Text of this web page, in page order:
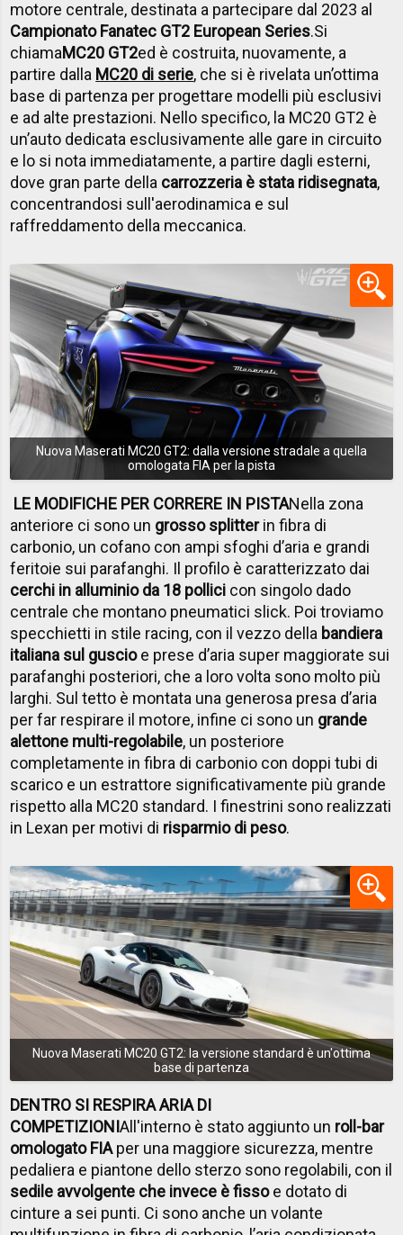
motore centrale, destinata a partecipare dal 2023 al
Campionato Fanatec GT2 European Series.Si
chiamaMC20 GT2ed è costruita, nuovamente, a
partire dalla MC20 di serie, che si è rivelata un’ottima
base di partenza per progettare modelli più esclusivi
e ad alte prestazioni. Nello specifico, la MC20 GT2 è
un’auto dedicata esclusivamente alle gare in circuito
e lo si nota immediatamente, a partire dagli esterni,
dove gran parte della carrozzeria è stata ridisegnata,
concentrandosi sull'aerodinamica e sul
raffreddamento della meccanica.
Nuova Maserati MC20 GT2: dalla versione stradale a quella
omologata FIA per la pista
LE MODIFICHE PER CORRERE IN PISTANella zona
anteriore ci sono un grosso splitterin fibra di
carbonio, un cofano con ampi sfoghi d’aria e grandi
feritoie sui parafanghi. Il profilo è caratterizzato dai
cerchi in alluminio da 18 pollici con singolo dado
centrale che montano pneumatici slick. Poi troviamo
specchietti in stile racing, con il vezzo della bandiera
italiana sul guscioe prese d’aria super maggiorate sui
parafanghi posteriori, che a loro volta sono molto più
larghi. Sul tetto è montata una generosa presa d’aria
per far respirare il motore, infine ci sono un grande
alettone multi-regolabile, un posteriore
completamente in fibra di carbonio con doppi tubi di
scarico e un estrattore significativamente più grande
rispetto alla MC20 standard. I finestrini sono realizzati
in Lexan per motivi di risparmio di peso.
Nuova Maserati MC20 GT2: la versione standard è un'ottima
base di partenza
DENTRO SI RESPIRA ARIA DI
COMPETIZIONIAll'interno è stato aggiunto un roll-bar
omologato FIAper una maggiore sicurezza, mentre
pedaliera e piantone dello sterzo sono regolabili, con il
sedile avvolgente che invece è fissoe dotato di
cinture a sei punti. Ci sono anche un volante